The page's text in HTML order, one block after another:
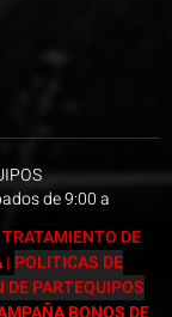
de 9:00 a
TRATAMIENTO DE
| POLITICAS DE
DE PARTEQUIPOS